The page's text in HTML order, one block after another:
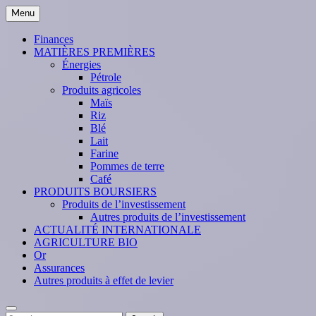
Skip
to
content
Menu
Finances
MATIÈRES PREMIÈRES
Énergies
Pétrole
Produits agricoles
Maïs
Riz
Blé
Lait
Farine
Pommes de terre
Café
PRODUITS BOURSIERS
Produits de l’investissement
Autres produits de l’investissement
ACTUALITÉ INTERNATIONALE
AGRICULTURE BIO
Or
Assurances
Autres produits à effet de levier
Search